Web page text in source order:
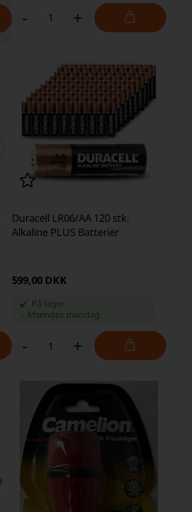
- +
Duracell LR06/AA 120 stk.
Alkaline PLUS Batterier
599,00 DKK
På lager
Afsendes mandag
- +